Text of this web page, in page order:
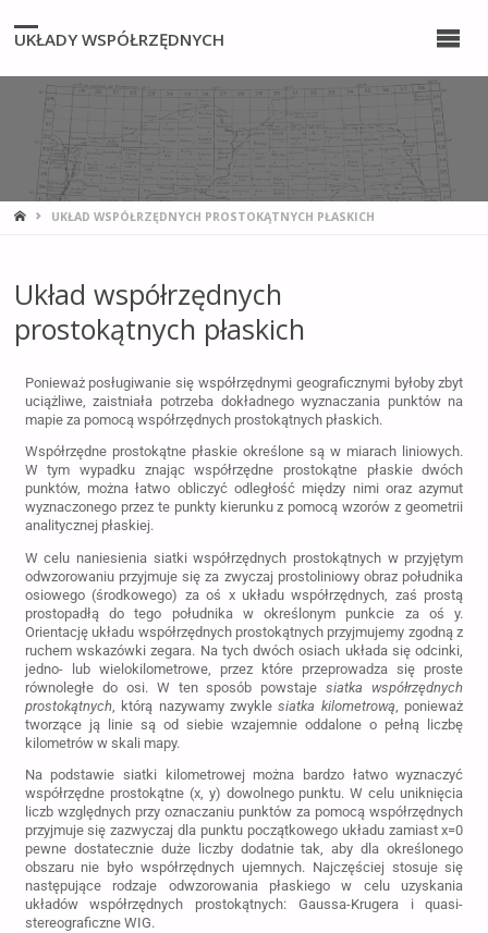
UKŁADY WSPÓŁRZĘDNYCH
UKŁAD WSPÓŁRZĘDNYCH PROSTOKĄTNYCH PŁASKICH
Układ współrzędnych
prostokątnych płaskich
Ponieważ posługiwanie się współrzędnymi geograficznymi byłoby zbyt
uciążliwe, zaistniała potrzeba dokładnego wyznaczania punktów na
mapie za pomocą współrzędnych prostokątnych płaskich.
Współrzędne prostokątne płaskie określone są w miarach liniowych.
W tym wypadku znając współrzędne prostokątne płaskie dwóch
punktów, można łatwo obliczyć odległość między nimi oraz azymut
wyznaczonego przez te punkty kierunku z pomocą wzorów z geometrii
analitycznej płaskiej.
W celu naniesienia siatki współrzędnych prostokątnych w przyjętym
odwzorowaniu przyjmuje się za zwyczaj prostoliniowy obraz południka
osiowego (środkowego) za oś x układu współrzędnych, zaś prostą
prostopadłą do tego południka w określonym punkcie za oś y.
Orientację układu współrzędnych prostokątnych przyjmujemy zgodną z
ruchem wskazówki zegara. Na tych dwóch osiach układa się odcinki,
jedno- lub wielokilometrowe, przez które przeprowadza się proste
równoległe do osi. W ten sposób powstajesiatka współrzędnych
prostokątnych, którą nazywamy zwyklesiatka kilometrową , ponieważ
tworzące ją linie są od siebie wzajemnie oddalone o pełną liczbę
kilometrów w skali mapy.
Na podstawie siatki kilometrowej można bardzo łatwo wyznaczyć
współrzędne prostokątne (x, y) dowolnego punktu. W celu uniknięcia
liczb względnych przy oznaczaniu punktów za pomocą współrzędnych
przyjmuje się zazwyczaj dla punktu początkowego układu zamiast x=0
pewne dostatecznie duże liczby dodatnie tak, aby dla określonego
obszaru nie było współrzędnych ujemnych. Najczęściej stosuje się
następujące rodzaje odwzorowania płaskiego w celu uzyskania
układów współrzędnych prostokątnych: Gaussa-Krugera i quasi-
stereograficzne WIG.